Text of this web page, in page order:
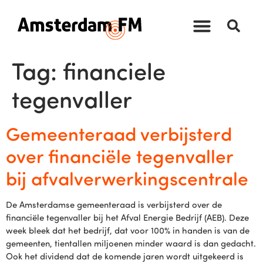
Tag: financiele
tegenvaller
Gemeenteraad verbijsterd
over financiële tegenvaller
bij afvalverwerkingscentrale
De Amsterdamse gemeenteraad is verbijsterd over de
financiële tegenvaller bij het Afval Energie Bedrijf (AEB). Deze
week bleek dat het bedrijf, dat voor 100% in handen is van de
gemeenten, tientallen miljoenen minder waard is dan gedacht.
Ook het dividend dat de komende jaren wordt uitgekeerd is